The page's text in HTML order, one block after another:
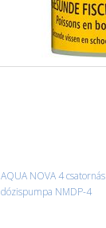
AQUA NOVA 4 csatornás
dózispumpa NMDP-4